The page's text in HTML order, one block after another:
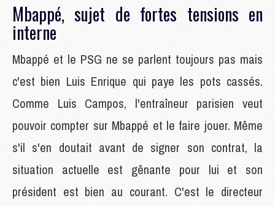
Mbappé, sujet de fortes tensions en
interne
Mbappé et le PSG ne se parlent toujours pas mais
c'est bien Luis Enrique qui paye les pots cassés.
Comme Luis Campos, l'entraîneur parisien veut
pouvoir compter sur Mbappé et le faire jouer. Même
s'il s'en doutait avant de signer son contrat, la
situation actuelle est gênante pour lui et son
président est bien au courant. C'est le directeur